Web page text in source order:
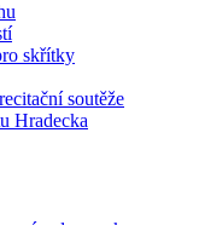
skřítky
soutěže
Hradecka